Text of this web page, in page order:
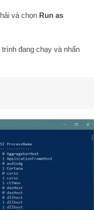
và chọn Run as
đang chạy và nhấn